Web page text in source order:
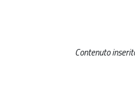
Contenuto